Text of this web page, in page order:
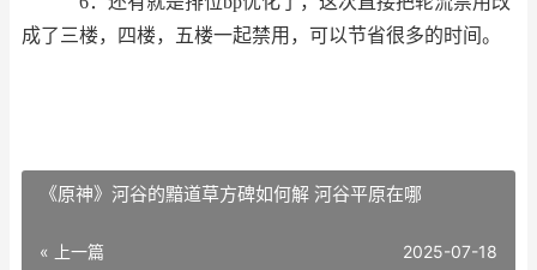
成了三楼，四楼，五楼一起禁用，可以节省很多的时间。
《原神》河谷的黯道草方碑如何解 河谷平原在哪
« 上一篇 2025-07-18